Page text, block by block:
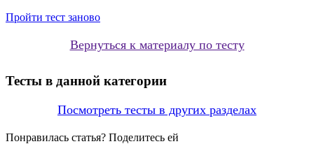
Пройти тест заново
Вернуться к материалу по тесту
Тесты в данной категории
Посмотреть тесты в других разделах
Понравилась статья? Поделитесь ей